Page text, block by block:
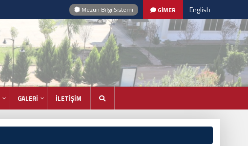
Mezun Bilgi Sistemi GİMER English
GALERİ İLETİŞİM